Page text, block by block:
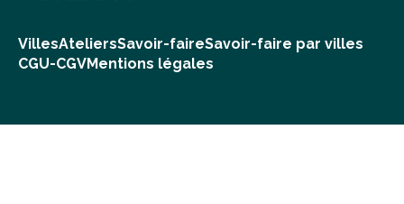
VillesAteliersSavoir-faireSavoir-faire par villes
CGU-CGVMentions légales